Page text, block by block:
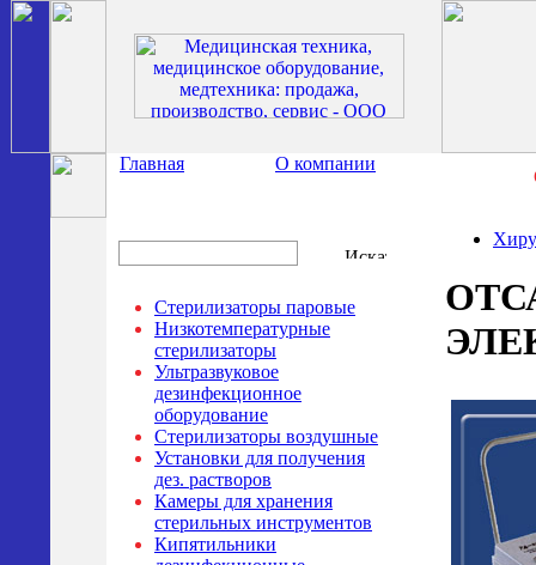
Главная О компании
Стерилизаторы паровые
Низкотемпературные
стерилизаторы
Ультразвуковое
дезинфекционное
оборудование
Стерилизаторы воздушные
Установки для получения
дез. растворов
Камеры для хранения
стерильных инструментов
Кипятильники